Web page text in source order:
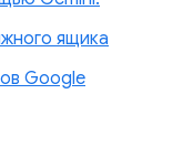
ящика
Google